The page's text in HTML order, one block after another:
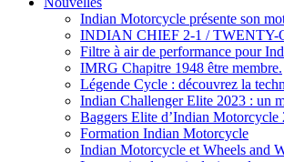
Indian Motorcycle présente son
INDIAN CHIEF 2-1 /
Filtre à air de performance pour
IMRG Chapitre 1948 être membre.
Légende Cycle : découvrez la
Indian Challenger Elite 2023 : un
Baggers Elite d’Indian Motorcycle
Formation Indian Motorcycle
Indian Motorcycle et Wheels and